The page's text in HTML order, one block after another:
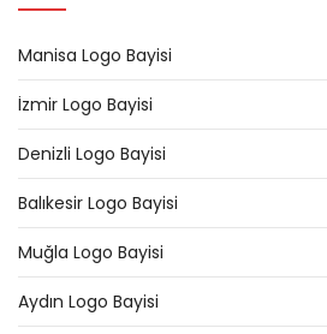
Manisa Logo Bayisi
İzmir Logo Bayisi
Denizli Logo Bayisi
Balıkesir Logo Bayisi
Muğla Logo Bayisi
Aydın Logo Bayisi